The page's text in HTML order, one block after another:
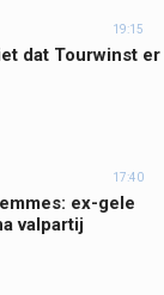
19:15
dat Tourwinst er
17:40
ex-gele
valpartij